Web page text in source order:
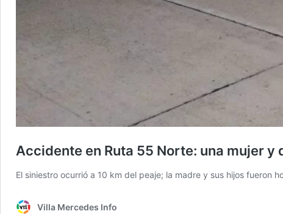
Accidente en Ruta 55 Norte: una mujer
El siniestro ocurrió a 10 km del peaje; la madre y sus hijos fueron
Villa Mercedes Info